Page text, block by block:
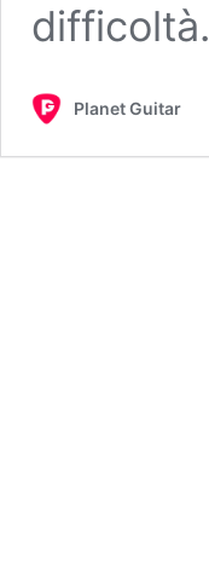
difficoltà.
Planet Guitar